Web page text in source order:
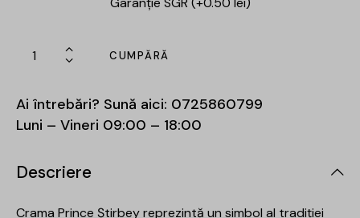
CUMPĂRĂ
Ai întrebări? Sună aici: 0725860799
Luni – Vineri 09:00 – 18:00
Descriere
Crama Prince Știrbey reprezintă un simbol al tradiției